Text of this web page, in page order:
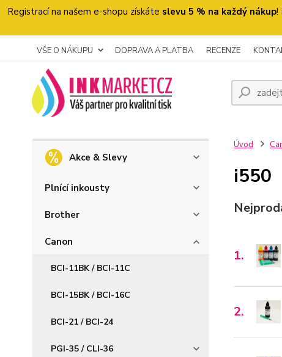
Registrací na našem e-shopu získáte slevu 5 % na každý nákup!
VŠE O NÁKUPU DOPRAVA A PLATBA RECENZE
Akce & Slevy
Plnící inkousty
Brother
Canon
BCI-11BK / BCI-11C
BCI-15BK / BCI-16C
BCI-21 / BCI-24
PGI-35 / CLI-36
Úvod
i550
1.
2.